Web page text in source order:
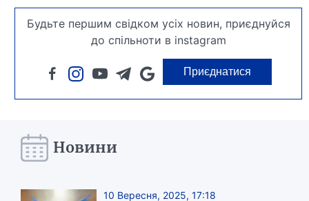
Будьте першим свідком усіх новин, приєднуйся
до спільноти в instagram
Приєднатися
Новини
10 Вересня, 2025, 17:18